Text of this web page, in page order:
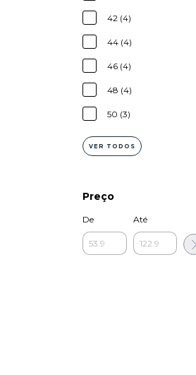
42 (4)
44 (4)
46 (4)
48 (4)
50 (3)
VER TODOS
Preço
De Até